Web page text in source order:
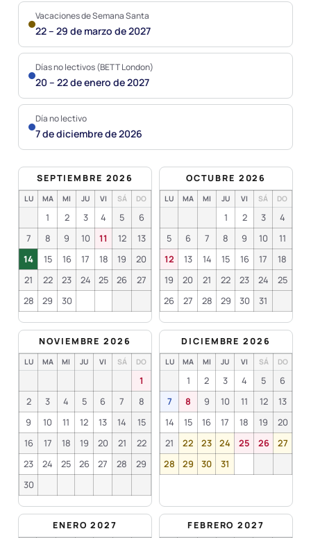
Vacaciones de Semana Santa
22 – 29 de marzo de 2027
Días no lectivos (BETT London)
20 – 22 de enero de 2027
Día no lectivo
7 de diciembre de 2026
SEPTIEMBRE 2026
LU MA MI JU VI SÁ DO
1 2 3 4 5
6
7
8 9 10 11 12
13
14
15 16 17 18 19
20
21
22 23 24 25 26
27
28
29 30
OCTUBRE 2026
LU MA MI JU VI SÁ DO
1 2 3
4
5
6 7 8 9 10
11
12
13 14 15 16 17
18
19
20 21 22 23 24
25
26
27 28 29 30 31
NOVIEMBRE 2026
LU MA MI JU VI SÁ DO
1
2
3 4 5 6 7
8
9
10 11 12 13 14
15
16
17 18 19 20 21
22
23
24 25 26 27 28
29
30
DICIEMBRE 2026
LU MA MI JU VI SÁ DO
1 2 3 4 5
6
7
8 9 10 11 12
13
14
15 16 17 18 19
20
21
22 23 24 25 26
27
28
29 30 31
ENERO 2027 FEBRERO 2027